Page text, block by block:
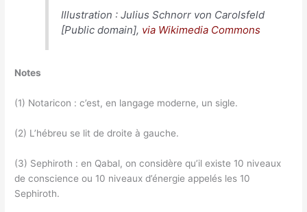
Illustration : Julius Schnorr von Carolsfeld
[Public domain], via Wikimedia Commons
Notes
(1) Notaricon : c’est, en langage moderne, un sigle.
(2) L’hébreu se lit de droite à gauche.
(3) Sephiroth : en Qabal, on considère qu’il existe 10 niveaux
de conscience ou 10 niveaux d’énergie appelés les 10
Sephiroth.